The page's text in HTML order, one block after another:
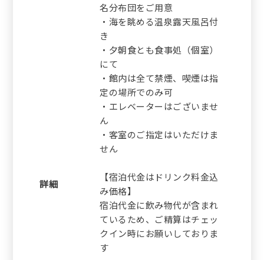
詳細
名分布団をご用意
・海を眺める温泉露天風呂付
き
・夕朝食とも食事処（個室）
にて
・館内は全て禁煙、喫煙は指
定の場所でのみ可
・エレベーターはございませ
ん
・客室のご指定はいただけま
せん
【宿泊代金はドリンク料金込
み価格】
宿泊代金に飲み物代が含まれ
ているため、ご精算はチェッ
クイン時にお願いしておりま
す